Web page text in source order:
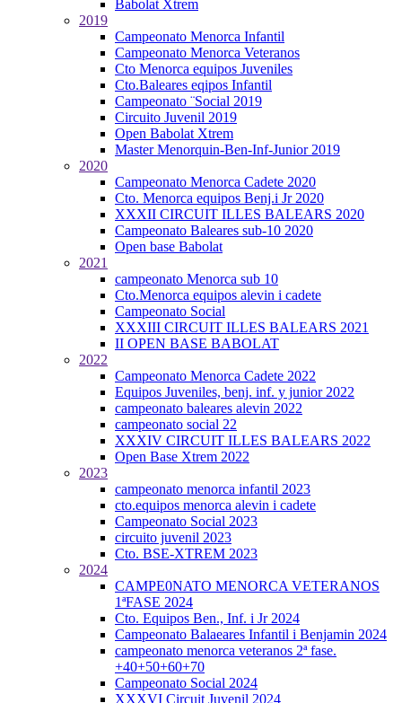
Babolat Xtrem
2019
Campeonato Menorca Infantil
Campeonato Menorca Veteranos
Cto Menorca equipos Juveniles
Cto.Baleares eqipos Infantil
Campeonato ¨Social 2019
Circuito Juvenil 2019
Open Babolat Xtrem
Master Menorquin-Ben-Inf-Junior 2019
2020
Campeonato Menorca Cadete 2020
Cto. Menorca equipos Benj.i Jr 2020
XXXII CIRCUIT ILLES BALEARS 2020
Campeonato Baleares sub-10 2020
Open base Babolat
2021
campeonato Menorca sub 10
Cto.Menorca equipos alevin i cadete
Campeonato Social
XXXIII CIRCUIT ILLES BALEARS 2021
II OPEN BASE BABOLAT
2022
Campeonato Menorca Cadete 2022
Equipos Juveniles, benj. inf. y junior 2022
campeonato baleares alevin 2022
campeonato social 22
XXXIV CIRCUIT ILLES BALEARS 2022
Open Base Xtrem 2022
2023
campeonato menorca infantil 2023
cto.equipos menorca alevin i cadete
Campeonato Social 2023
circuito juvenil 2023
Cto. BSE-XTREM 2023
2024
CAMPE0NATO MENORCA VETERANOS
1ªFASE 2024
Cto. Equipos Ben., Inf. i Jr 2024
Campeonato Balaeares Infantil i Benjamin 2024
campeonato menorca veteranos 2ª fase.
+40+50+60+70
Campeonato Social 2024
XXXVI Circuit Juvenil 2024